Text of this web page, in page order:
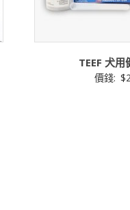
TEEF 犬
價錢: $